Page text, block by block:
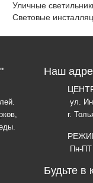
Уличные
Световые
Наш
ул.
г.
Пн-ПТ
Будьте в